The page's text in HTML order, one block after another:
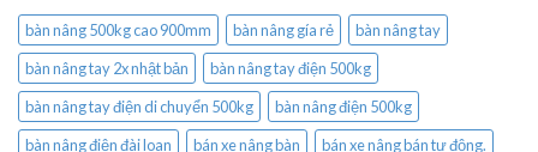
bàn nâng 500kg cao 900mm bàn nâng gía rẻ
bàn nâng tay
bàn nâng tay 2x nhật bản
bàn nâng tay điện 500kg
bàn nâng tay điện di chuyển 500kg
bàn nâng điện 500kg
bàn nâng điện đài loan
bán xe nâng bàn
bán xe nâng bán tự động.